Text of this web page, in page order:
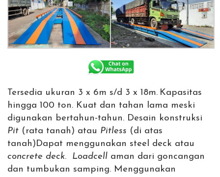
Tersedia ukuran 3 x 6m s/d 3 x 18m. Kapasitas
hingga 100 ton. Kuat dan tahan lama meski
digunakan bertahun-tahun. Desain konstruksi
Pit (rata tanah) atau Pitless (di atas
tanah)Dapat menggunakan steel deck atau
concrete deck. Loadcell aman dari goncangan
dan tumbukan samping. Menggunakan